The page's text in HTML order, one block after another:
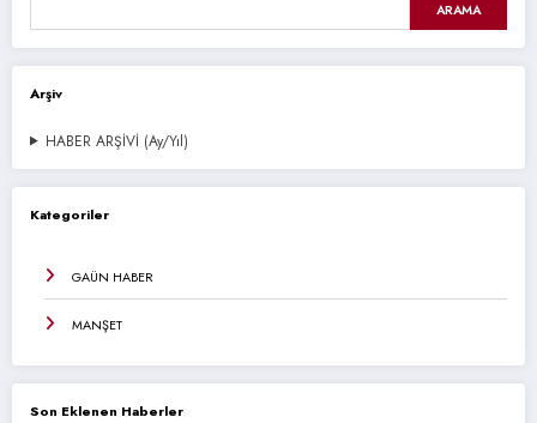
ARAMA
Arşiv
HABER ARŞİVİ (Ay/Yıl)
Kategoriler
GAÜN HABER
MANŞET
Son Eklenen Haberler